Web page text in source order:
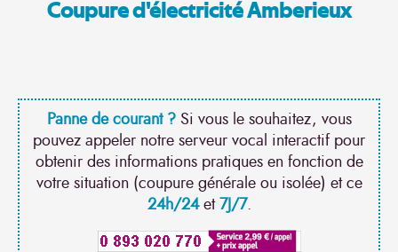
Coupure d'électricité Amberieux
Panne de courant ?Si vous le souhaitez, vous
pouvez appeler notre serveur vocal interactif pour
obtenir des informations pratiques en fonction de
votre situation (coupure générale ou isolée) et ce
24h/24et7J/7.